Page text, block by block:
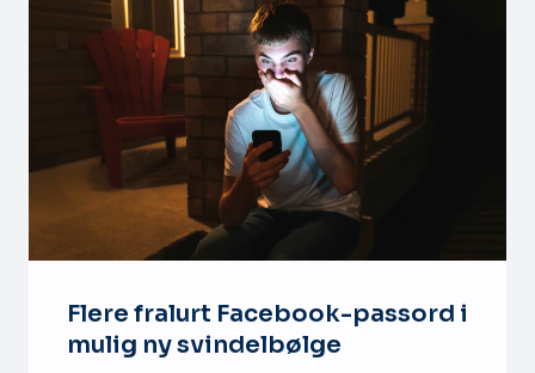
Flere fralurt Facebook-passord i
mulig ny svindelbølge